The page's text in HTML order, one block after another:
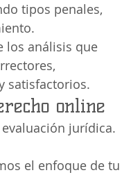
tipos penales,
los análisis que
satisfactorios.
online
jurídica.
el enfoque de tu